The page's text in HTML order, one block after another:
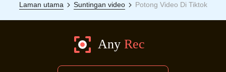
Laman utama Suntingan video Potong Video Di Tiktok